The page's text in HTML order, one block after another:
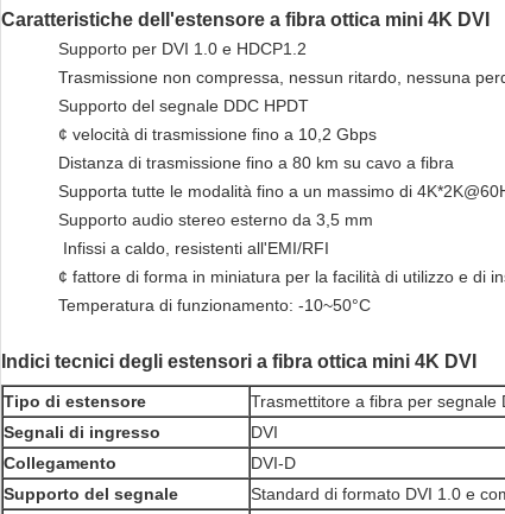
Caratteristiche dell'estensore a fibra ottica mini 4K DVI
Supporto per DVI 1.0 e HDCP1.2
Trasmissione non compressa, nessun ritardo, nessuna
Supporto del segnale DDC HPDT
¢ velocità di trasmissione fino a 10,2 Gbps
Distanza di trasmissione fino a 80 km su cavo a fibra
Supporta tutte le modalità fino a un massimo di
Supporto audio stereo esterno da 3,5 mm
️ Infissi a caldo, resistenti all'EMI/RFI
¢ fattore di forma in miniatura per la facilità di utilizzo e di
Temperatura di funzionamento: -10~50°C
Indici tecnici degli estensori a fibra ottica mini 4K DVI
Tipo di estensore
Trasmettitore a fibra per segnale
Segnali di ingresso
DVI
Collegamento
DVI-D
Supporto del segnale
Standard di formato DVI 1.0 e